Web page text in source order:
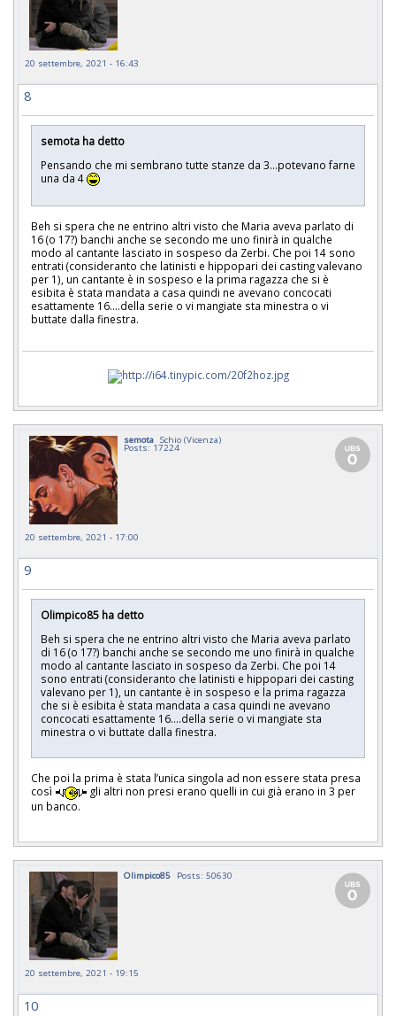
20 settembre, 2021 - 16:43
8
semota ha detto
Pensando che mi sembrano tutte stanze da 3…potevano farne
una da 4
Beh si spera che ne entrino altri visto che Maria aveva parlato di
16 (o 17?) banchi anche se secondo me uno finirà in qualche
modo al cantante lasciato in sospeso da Zerbi. Che poi 14 sono
entrati (consideranto che latinisti e hippopari dei casting valevano
per 1), un cantante è in sospeso e la prima ragazza che si è
esibita è stata mandata a casa quindi ne avevano concocati
esattamente 16....della serie o vi mangiate sta minestra o vi
buttate dalla finestra.
semota Schio (Vicenza)
Posts: 17224
20 settembre, 2021 - 17:00
9
Olimpico85 ha detto
Beh si spera che ne entrino altri visto che Maria aveva parlato
di 16 (o 17?) banchi anche se secondo me uno finirà in qualche
modo al cantante lasciato in sospeso da Zerbi. Che poi 14
sono entrati (consideranto che latinisti e hippopari dei casting
valevano per 1), un cantante è in sospeso e la prima ragazza
che si è esibita è stata mandata a casa quindi ne avevano
concocati esattamente 16....della serie o vi mangiate sta
minestra o vi buttate dalla finestra.
Che poi la prima è stata l’unica singola ad non essere stata presa
così
gli altri non presi erano quelli in cui già erano in 3 per
un banco.
Olimpico85 Posts: 50630
20 settembre, 2021 - 19:15
10